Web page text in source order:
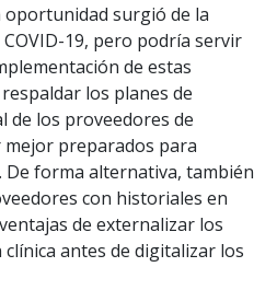
oportunidad surgió de la
19, pero podría servir
de estas
los planes de
de los proveedores de
mejor preparados para
De forma alternativa, también
con historiales en
de externalizar los
antes de digitalizar los